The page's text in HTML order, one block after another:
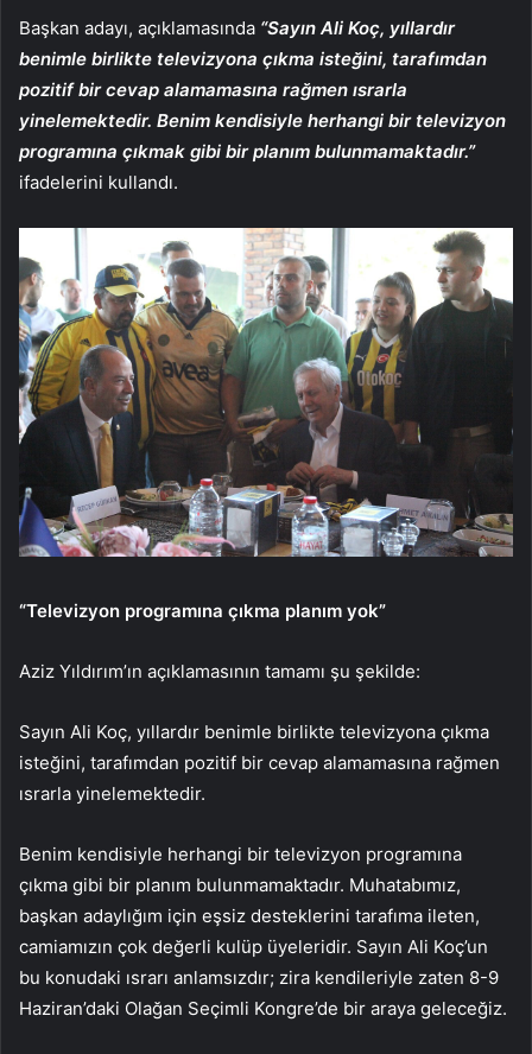
Başkan adayı, açıklamasında “Sayın Ali Koç, yıllardır
benimle birlikte televizyona çıkma isteğini, tarafımdan
pozitif bir cevap alamamasına rağmen ısrarla
yinelemektedir. Benim kendisiyle herhangi bir televizyon
programına çıkmak gibi bir planım bulunmamaktadır.”
ifadelerini kullandı.
“Televizyon programına çıkma planım yok”
Aziz Yıldırım’ın açıklamasının tamamı şu şekilde:
Sayın Ali Koç, yıllardır benimle birlikte televizyona çıkma
isteğini, tarafımdan pozitif bir cevap alamamasına rağmen
ısrarla yinelemektedir.
Benim kendisiyle herhangi bir televizyon programına
çıkma gibi bir planım bulunmamaktadır. Muhatabımız,
başkan adaylığım için eşsiz desteklerini tarafıma ileten,
camiamızın çok değerli kulüp üyeleridir. Sayın Ali Koç’un
bu konudaki ısrarı anlamsızdır; zira kendileriyle zaten 8-9
Haziran’daki Olağan Seçimli Kongre’de bir araya geleceğiz.